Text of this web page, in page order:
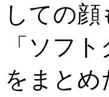
しての
「ソフ
をまとめ